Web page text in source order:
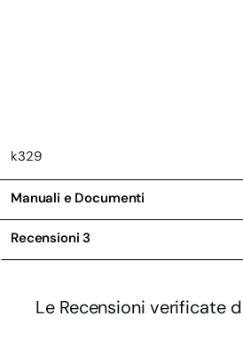
k329
Manuali e Documenti
Recensioni3
Le Recensioni verificate